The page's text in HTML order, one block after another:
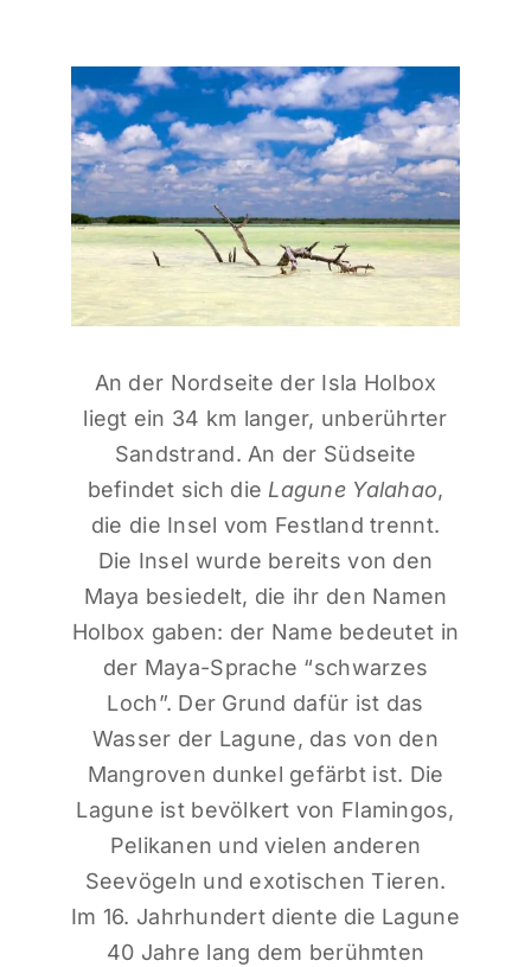
An der Nordseite der Isla Holbox
liegt ein 34 km langer, unberührter
Sandstrand. An der Südseite
befindet sich die Lagune Yalahao,
die die Insel vom Festland trennt.
Die Insel wurde bereits von den
Maya besiedelt, die ihr den Namen
Holbox gaben: der Name bedeutet in
der Maya-Sprache “schwarzes
Loch”. Der Grund dafür ist das
Wasser der Lagune, das von den
Mangroven dunkel gefärbt ist. Die
Lagune ist bevölkert von Flamingos,
Pelikanen und vielen anderen
Seevögeln und exotischen Tieren.
Im 16. Jahrhundert diente die Lagune
40 Jahre lang dem berühmten